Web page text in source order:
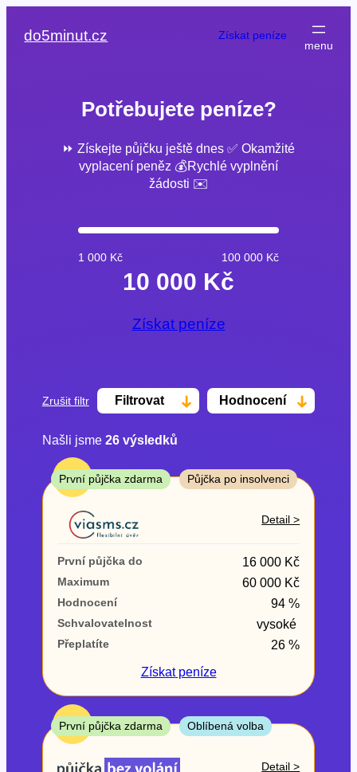
do5minut.cz Získat peníze
Potřebujete peníze?
⏩ Získejte půjčku ještě dnes ✅ Okamžité
vyplacení peněz 💰Rychlé vyplnění
žádosti ✉️
1 000 Kč 100 000 Kč
10 000 Kč
Získat peníze
Zrušit filtr Filtrovat Hodnocení
Cena
Od
První půjčka zdarma
–
ano
ne
Ve zkušebce
ano
ne
V exekuci
Našli jsme 26výsledků
TOP
První půjčka zdarma Půjčka po insolvenci
Detail >
První půjčka do 16 000 Kč
Maximum 60 000 Kč
Hodnocení 94 %
Schvalovatelnost vysoké
Přeplatíte
26 %
Získatpeníze
TOP
První půjčka zdarma Oblíbená volba
Detail >